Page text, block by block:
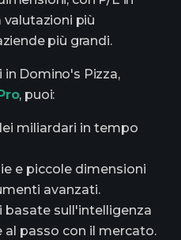
valutazioni più
più grandi.
in Domino's Pizza,
, puoi:
miliardari in tempo
e piccole dimensioni
avanzati.
basate sull'intelligenza
passo con il mercato.